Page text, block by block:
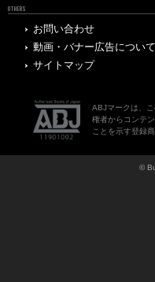
OTHERS
お問い合わせ
動画・バナー広告について
サイトマップ
ABJマークは、
権者からコンテ
ことを示す登録
©